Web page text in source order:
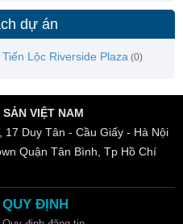
dự án
Tiến Lộc Riverside Plaza (0)
VIỆT NAM
17 Duy Tân - Cầu Giấy - Hà Nội
Quận Tân Bình, Tp Hồ Chí
QUY ĐỊNH